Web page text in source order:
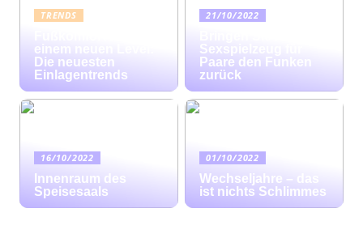
TRENDS
einem neuen Level:
Die neuesten
Einlagentrends
21/10/2022
Sexspielzeug für
Paare den Funken
zurück
16/10/2022
Innenraum des
Speisesaals
01/10/2022
Wechseljahre – das
ist nichts Schlimmes